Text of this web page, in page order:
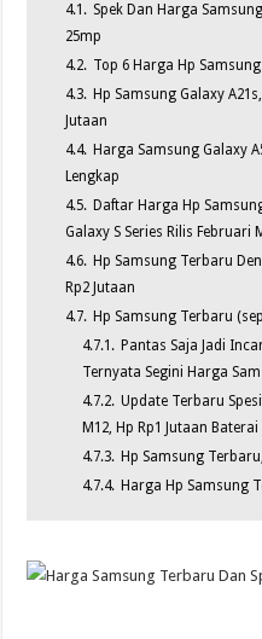
4.1. Spek Dan Harga
25mp
4.2. Top 6 Harga Hp
4.3. Hp Samsung Galaxy
Jutaan
4.4. Harga Samsung Galaxy
Lengkap
4.5. Daftar Harga Hp
Galaxy S Series Rilis Februari
4.6. Hp Samsung Terbaru
Rp2 Jutaan
4.7. Hp Samsung Terbaru
4.7.1. Pantas Saja Jadi
Ternyata Segini Harga
4.7.2. Update Terbaru
M12, Hp Rp1 Jutaan Baterai
4.7.3. Hp Samsung
4.7.4. Harga Hp Samsung